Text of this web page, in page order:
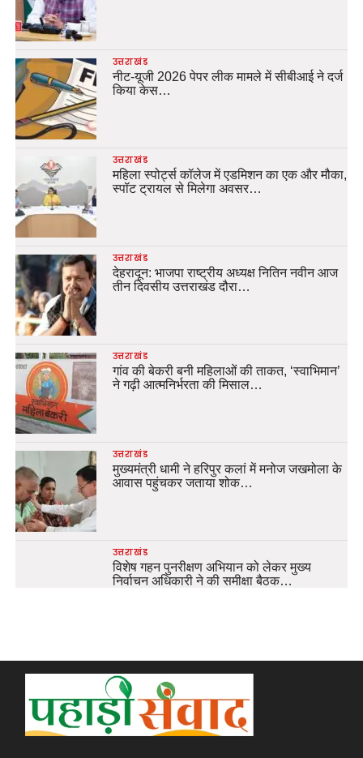
उत्तराखंड
नीट-यूजी 2026 पेपर लीक मामले में सीबीआई ने दर्ज
किया केस…
उत्तराखंड
महिला स्पोर्ट्स कॉलेज में एडमिशन का एक और मौका,
स्पॉट ट्रायल से मिलेगा अवसर…
उत्तराखंड
देहरादून: भाजपा राष्ट्रीय अध्यक्ष नितिन नवीन आज
तीन दिवसीय उत्तराखंड दौरा…
उत्तराखंड
गांव की बेकरी बनी महिलाओं की ताकत, ‘स्वाभिमान’
ने गढ़ी आत्मनिर्भरता की मिसाल…
उत्तराखंड
मुख्यमंत्री धामी ने हरिपुर कलां में मनोज जखमोला के
आवास पहुंचकर जताया शोक…
उत्तराखंड
विशेष गहन पुनरीक्षण अभियान को लेकर मुख्य
निर्वाचन अधिकारी ने की समीक्षा बैठक…